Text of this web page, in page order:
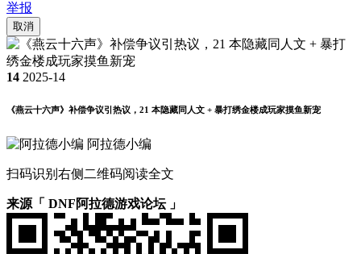
举报
取消
14 2025-14
《燕云十六声》补偿争议引热议，21 本隐藏同人文 + 暴打绣金楼成玩家摸鱼新宠
阿拉德小编
扫码识别右侧二维码阅读全文
来源「 DNF阿拉德游戏论坛 」